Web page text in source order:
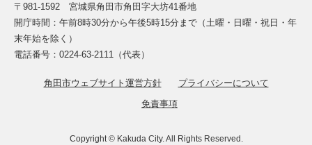
〒981-1592 宮城県角田市角田字大坊41番地
開庁時間：午前8時30分から午後5時15分まで（土曜・日曜・祝日・年
末年始を除く）
電話番号：0224-63-2111（代表）
角田市ウェブサイト運営方針
プライバシーについて
免責事項
Copyright © Kakuda City. All Rights Reserved.